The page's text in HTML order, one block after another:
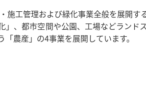
工管理および緑化事業全般を展開す
、都市空間や公園、工場などランド
農産」の4事業を展開しています。